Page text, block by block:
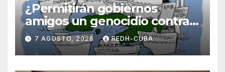
¿Permitirán gobiernos
amigos un genocidio contra
Cuba? Por Hedelberto López
Blanch
7 AGOSTO, 2026 REDH-CUBA